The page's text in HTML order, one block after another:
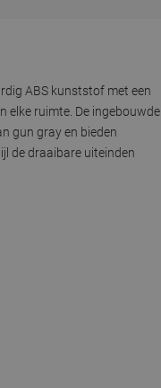
ABS kunststof met een
elke ruimte. De ingebouwde
gun gray en bieden
de draaibare uiteinden